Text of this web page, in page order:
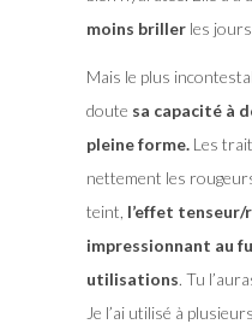
moins brillerles jours
Mais le plus
doute sa capacité à
pleine forme.Les
nettement les
teint, l’effet
impressionnant au
utilisations. Tu
Je l’ai utilisé à